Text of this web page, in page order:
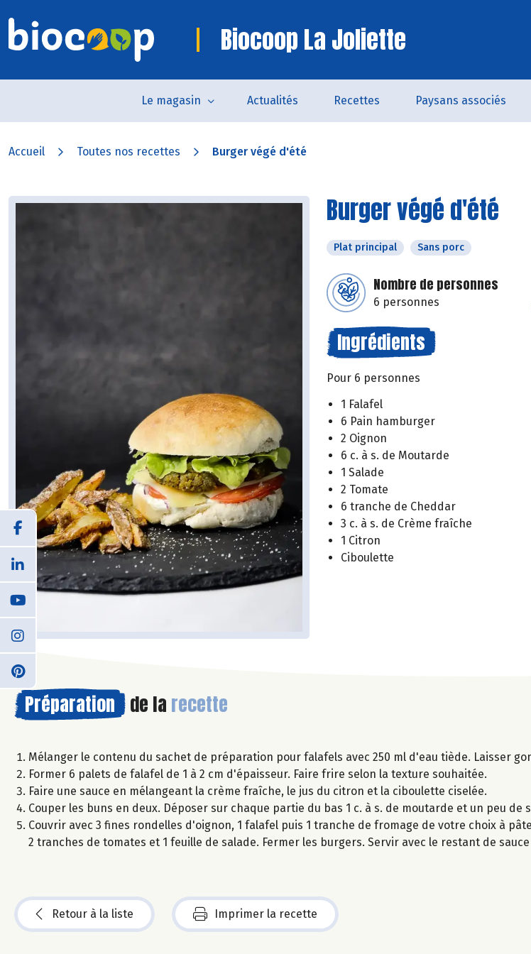
Biocoop La Joliette
Le magasin Actualités Recettes Paysans associés
Accueil Toutes nos recettes Burger végé d'été
Burger végé d'été
Plat principal Sans porc
Nombre de personnes
6 personnes
Ingrédients
Pour 6 personnes
1 Falafel
6 Pain hamburger
2 Oignon
6 c. à s. de Moutarde
1 Salade
2 Tomate
6 tranche de Cheddar
3 c. à s. de Crème fraîche
1 Citron
Ciboulette
Préparation de la recette
Mélanger le contenu du sachet de préparation pour falafels avec 250 ml d'eau tiède. Laisser
Former 6 palets de falafel de 1 à 2 cm d'épaisseur. Faire frire selon la texture souhaitée.
Faire une sauce en mélangeant la crème fraîche, le jus du citron et la ciboulette ciselée.
Couper les buns en deux. Déposer sur chaque partie du bas 1 c. à s. de moutarde et un peu de
Couvrir avec 3 fines rondelles d'oignon, 1 falafel puis 1 tranche de fromage de votre choix à
2 tranches de tomates et 1 feuille de salade. Fermer les burgers. Servir avec le restant de
Retour à la liste Imprimer la recette